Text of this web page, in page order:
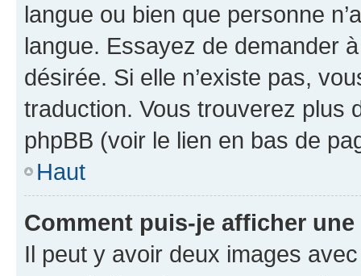
langue ou bien que personne
langue. Essayez de demander
désirée. Si elle n’existe pas,
traduction. Vous trouverez plus
phpBB (voir le lien en bas de
Haut
Comment puis-je afficher
Il peut y avoir deux images